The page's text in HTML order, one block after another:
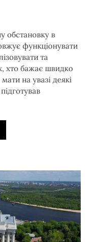
обстановку в
функціонувати
та
хто бажає швидко
на увазі деякі